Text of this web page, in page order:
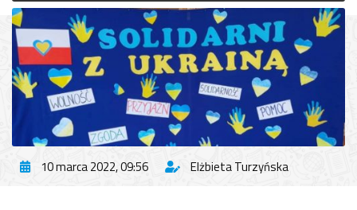
10 marca 2022, 09:56 Elżbieta Turzyńska